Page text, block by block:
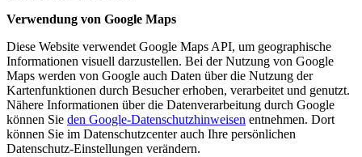
Verwendung von Google Maps
Diese Website verwendet Google Maps API, um geographische
Informationen visuell darzustellen. Bei der Nutzung von Google
Maps werden von Google auch Daten über die Nutzung der
Kartenfunktionen durch Besucher erhoben, verarbeitet und genutzt.
Nähere Informationen über die Datenverarbeitung durch Google
können Sie den Google-Datenschutzhinweisen entnehmen. Dort
können Sie im Datenschutzcenter auch Ihre persönlichen
Datenschutz-Einstellungen verändern.